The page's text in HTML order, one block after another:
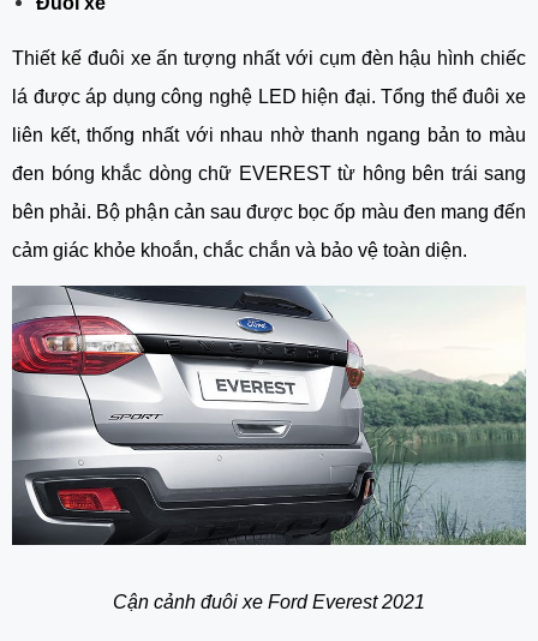
Thiết kế đuôi xe ấn tượng nhất với cụm đèn hậu hình chiếc
lá được áp dụng công nghệ LED hiện đại. Tổng thể đuôi xe
liên kết, thống nhất với nhau nhờ thanh ngang bản to màu
đen bóng khắc dòng chữ EVEREST từ hông bên trái sang
bên phải. Bộ phận cản sau được bọc ốp màu đen mang đến
cảm giác khỏe khoắn, chắc chắn và bảo vệ toàn diện.
Cận cảnh đuôi xe Ford Everest 2021